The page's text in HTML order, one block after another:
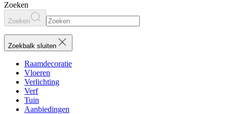
Zoeken
Zoeken
Zoekbalk sluiten
Raamdecoratie
Vloeren
Verlichting
Verf
Tuin
Aanbiedingen